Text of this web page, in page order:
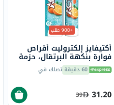
+900 طلب
أكتيفايز إلكتروليت أقراص
فوارة بنكهة البرتقال، حزمة
من 20 60 دقيقة تصلك في
31.20
39